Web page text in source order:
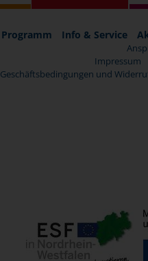
Programm Info & Service
Impressum
Geschäftsbedingungen und